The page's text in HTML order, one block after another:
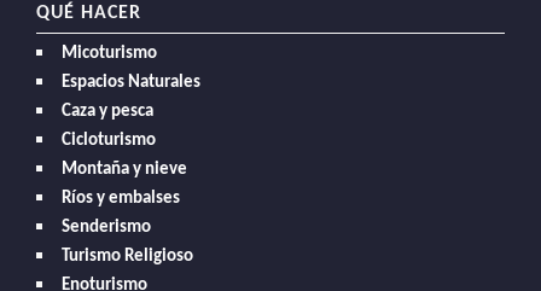
QUÉ HACER
Micoturismo
Espacios Naturales
Caza y pesca
Cicloturismo
Montaña y nieve
Ríos y embalses
Senderismo
Turismo Religioso
Enoturismo